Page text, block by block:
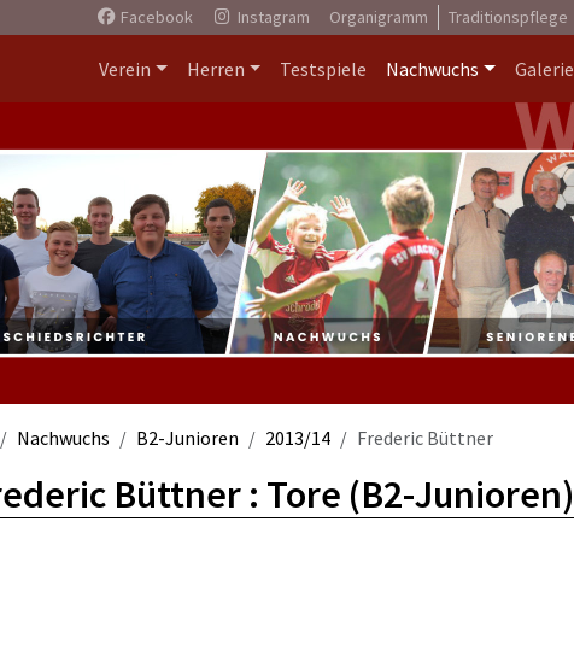
Facebook Instagram Organigramm Traditionspflege
Verein Herren Testspiele Nachwuchs Galerie
Nachwuchs B2-Junioren 2013/14 Frederic Büttner
Büttner : Tore (B2-Junioren)